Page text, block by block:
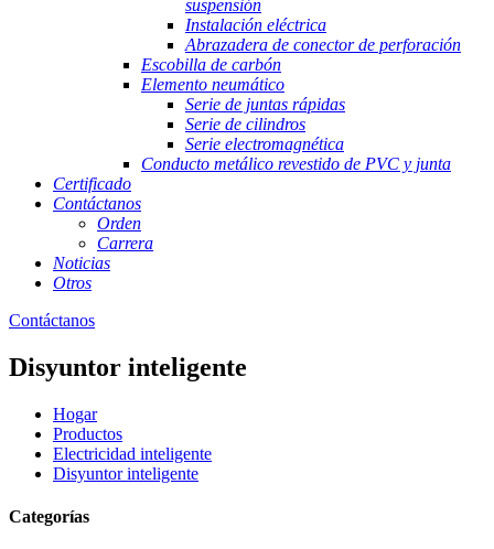
suspensión
Instalación eléctrica
Abrazadera de conector de perforación
Escobilla de carbón
Elemento neumático
Serie de juntas rápidas
Serie de cilindros
Serie electromagnética
Conducto metálico revestido de PVC y junta
Certificado
Contáctanos
Orden
Carrera
Noticias
Otros
Contáctanos
Disyuntor inteligente
Hogar
Productos
Electricidad inteligente
Disyuntor inteligente
Categorías